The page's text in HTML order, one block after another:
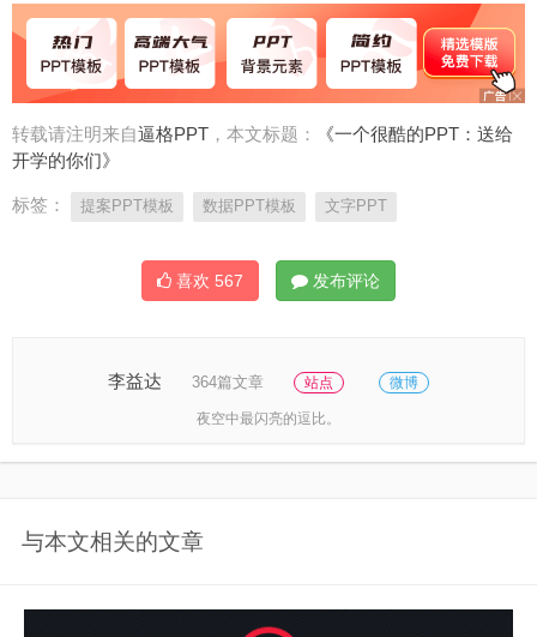
转载请注明来自逼格PPT ，本文标题：
《一个很酷的PPT：送给
开学的你们》
标签： 提案PPT模板 数据PPT模板 文字PPT
喜欢 567 发布评论
李益达 364篇文章 站点 微博
夜空中最闪亮的逗比。
与本文相关的文章